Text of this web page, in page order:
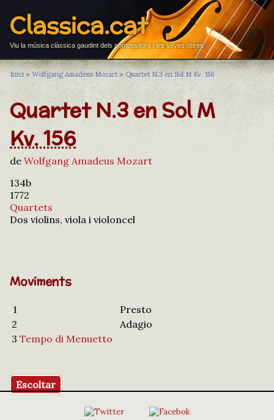
Classica.cat
Viu la música clàssica gaudint dels compositors i les seves obres
Inici > Wolfgang Amadeus Mozart> Quartet N.3 en Sol M Kv. 156
Quartet N.3 en Sol M
Kv. 156
de Wolfgang Amadeus Mozart
134b
1772
Quartets
Dos violins, viola i violoncel
Moviments
1
Presto
2
Adagio
3 Tempo di Menuetto
Escoltar